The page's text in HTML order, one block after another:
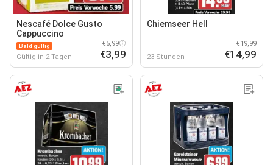
Nescafé Dolce Gusto
Cappuccino
Bald gültig
Gültig in 2 Tagen
€5,99
€3,99
Chiemseer Hell
23 Stunden
€19,99
€14,99